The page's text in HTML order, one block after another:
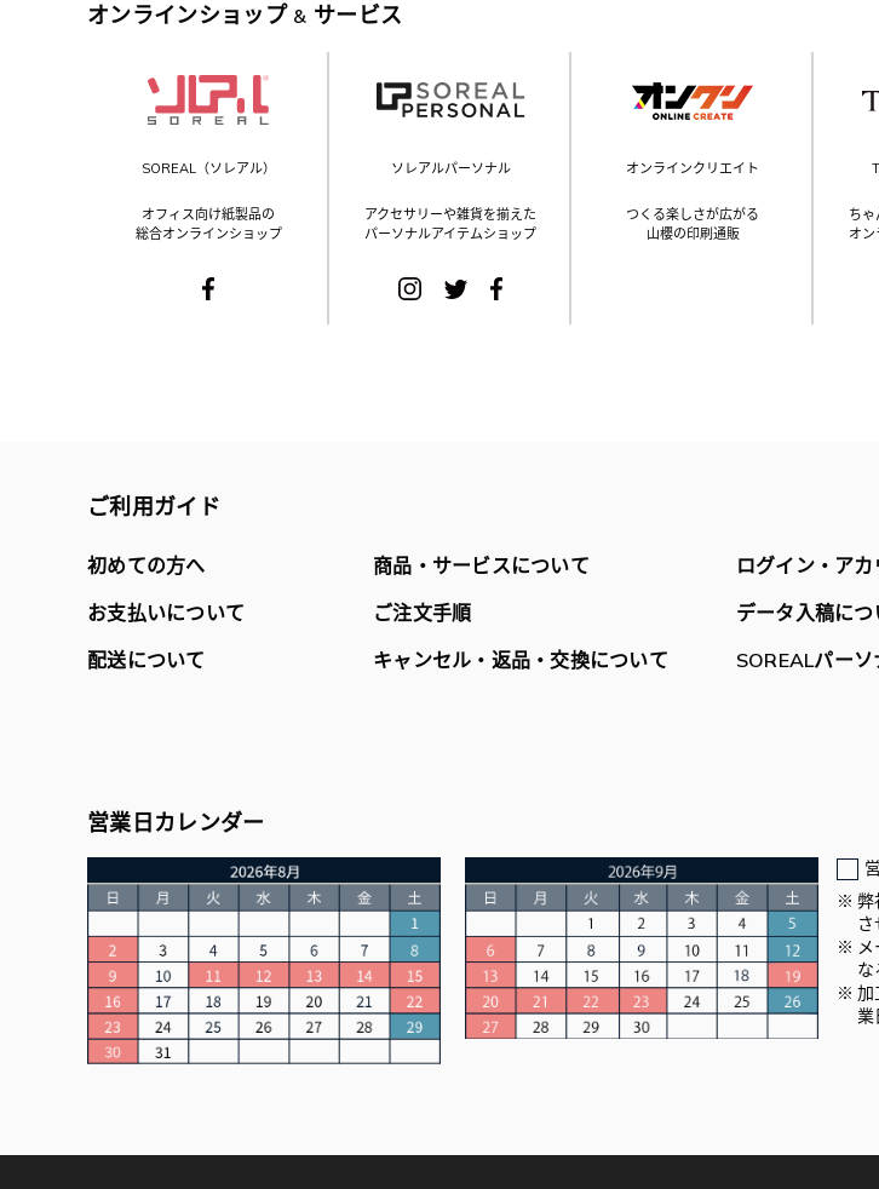
オンラインショップ & サービス
SOREAL（ソレアル）
オフィス向け紙製品の
総合オンラインショップ
ソレアルパーソナル
アクセサリーや雑貨を揃えた
パーソナルアイテムショップ
オンラインクリエイト
つくる楽しさが広がる
山櫻の印刷通販
ち
オ
ご利用ガイド
初めての方へ
お支払いについて
配送について
商品・サービスについて
ご注文手順
キャンセル・返品・交換について
ログイン・ア
データ入稿につ
SOREALパー
営業日カレンダー
弊
な
加
業